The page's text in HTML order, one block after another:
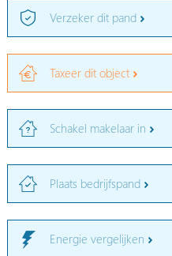
Verzeker dit pand
Taxeer dit object
Schakel makelaar in
Plaats bedrijfspand
Energie vergelijken